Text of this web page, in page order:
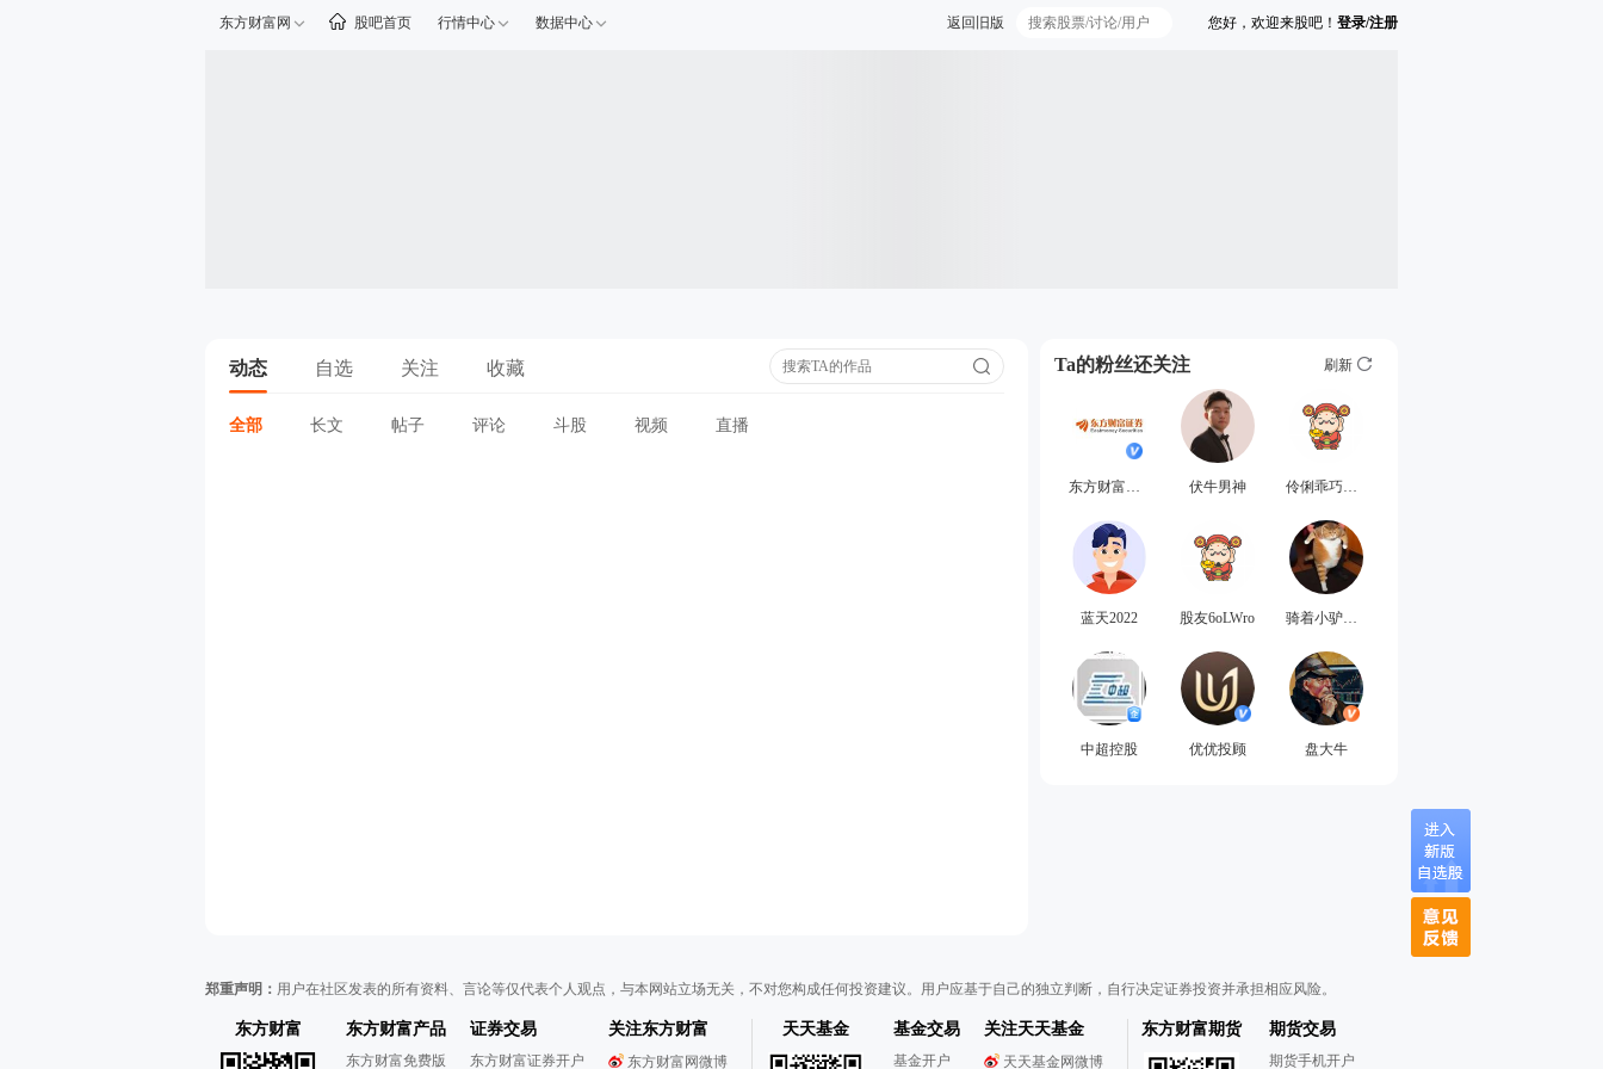
东方财富网 股吧首页 行情中心 数据中心 您好，欢迎来股吧！ 登录/注册
返回旧版
动态 自选 关注 收藏
全部 长文 帖子 评论 斗股 视频 直播
Ta的粉丝还关注 刷新
东方财富证券 伏牛男神 伶俐乖巧的顾琰松
蓝天2022 股友6oLWro 骑着小驴的吕布
中超控股 优优投顾 盘大牛
郑重声明： 用户在社区发表的所有资料、言论等仅代表个人观点，与本网站立场无关，不对您构成任何投资建议。用户应基于自己的独立判断，自行决定证券投资并承担相应风险。
东方财富 东方财富产品
东方财富免费版
证券交易
东方财富证券开户
关注东方财富
东方财富网微博
天天基金 基金交易
基金开户
关注天天基金
天天基金网微博
东方财富期货 期货交易
期货手机开户